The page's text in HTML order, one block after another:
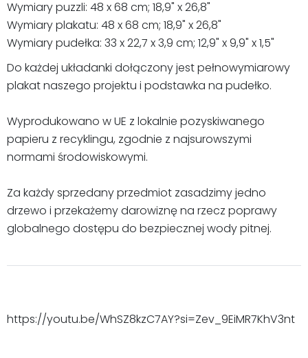
Wymiary puzzli: 48 x 68 cm; 18,9" x 26,8"
Wymiary plakatu: 48 x 68 cm; 18,9" x 26,8"
Wymiary pudełka: 33 x 22,7 x 3,9 cm; 12,9" x 9,9" x 1,5"
Do każdej układanki dołączony jest pełnowymiarowy
plakat naszego projektu i podstawka na pudełko.
Wyprodukowano w UE z lokalnie pozyskiwanego
papieru z recyklingu, zgodnie z najsurowszymi
normami środowiskowymi.
Za każdy sprzedany przedmiot zasadzimy jedno
drzewo i przekażemy darowiznę na rzecz poprawy
globalnego dostępu do bezpiecznej wody pitnej.
https://youtu.be/WhSZ8kzC7AY?si=Zev_9EiMR7KhV3nt